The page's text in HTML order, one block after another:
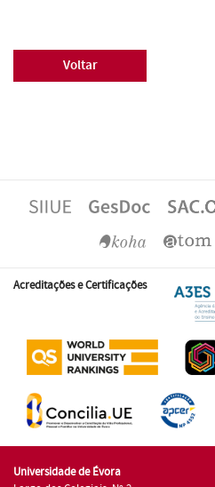
Voltar
Acreditações e Certificações
Universidade de Évora